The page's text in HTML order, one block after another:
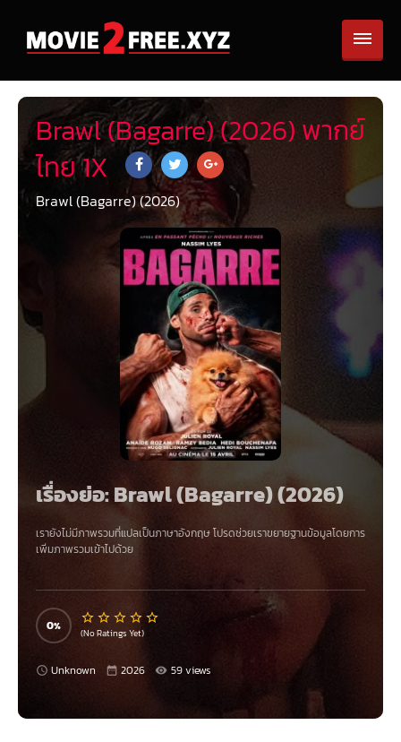
Brawl (Bagarre) (2026) พากย์
ไทย 1X
Brawl (Bagarre) (2026)
เรื่องย่อ: Brawl (Bagarre) (2026)
เรายังไม่มีภาพรวมที่แปลเป็นภาษาอังกฤษ โปรดช่วยเราขยายฐานข้อมูลโดยการ
เพิ่มภาพรวมเข้าไปด้วย
0 (No Ratings Yet)
Unknown 2026 59 views